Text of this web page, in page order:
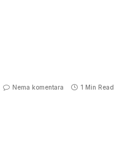
Nema komentara 1 Min Read